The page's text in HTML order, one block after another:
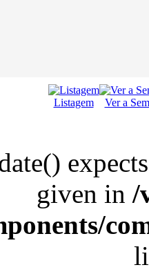
Listagem Ver a
given in /